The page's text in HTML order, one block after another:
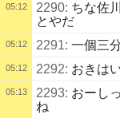
05:12 2290: ちな佐
とやだ
05:12 2291: 一個三
05:12 2292: おきは
05:13 2293: おーし
ね